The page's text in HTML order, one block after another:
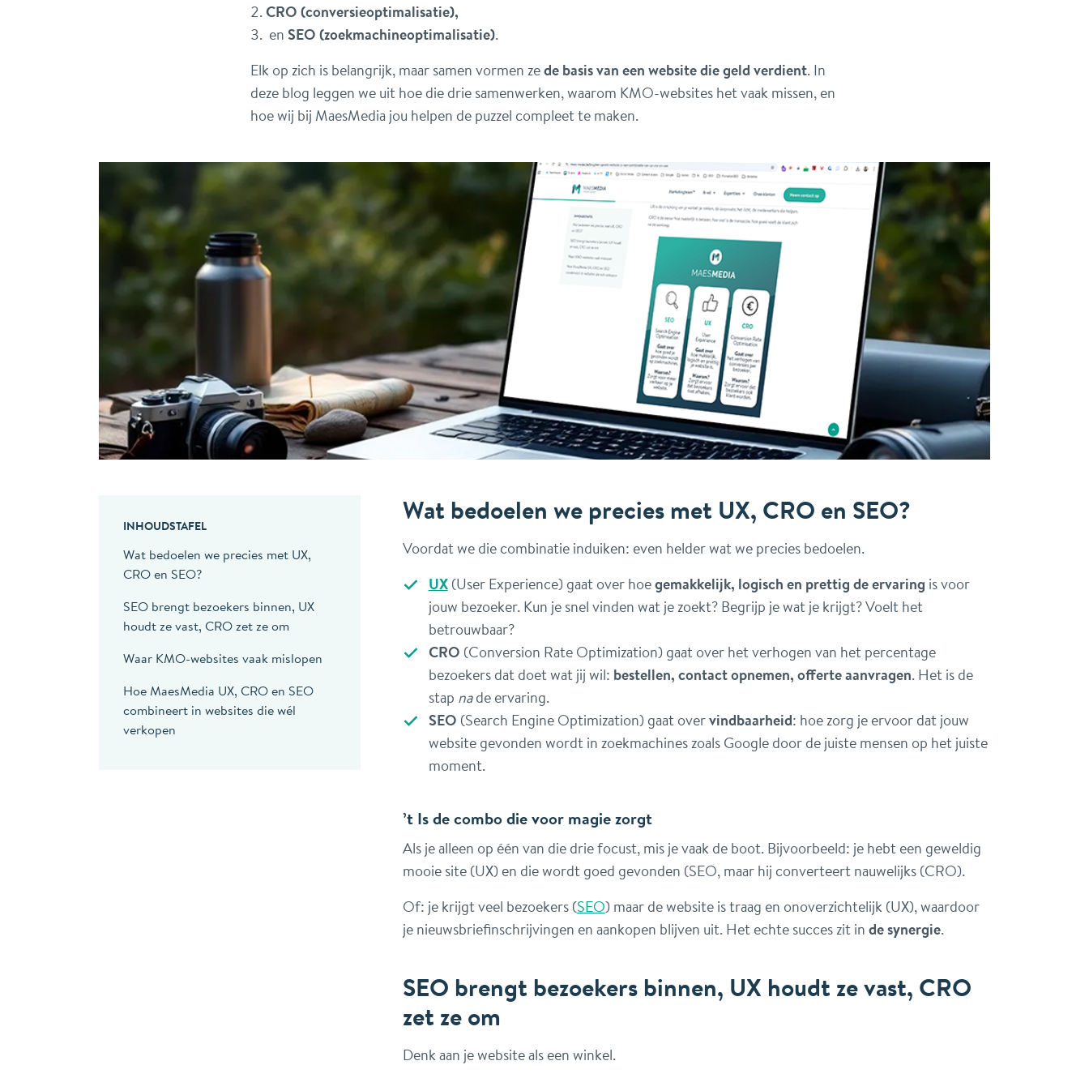
CRO (conversie­optimalisatie),
en SEO (zoekmachine­optimalisatie).
Elk op zich is belangrijk, maar samen vormen zede basis van een website die geld verdient. In
deze blog leggen we uit hoe die drie samenwerken, waarom KMO-websites het vaak missen, en
hoe wij bij MaesMedia jou helpen de puzzel compleet te maken.
INHOUDSTAFEL
Wat bedoelen we precies met UX,
CRO en SEO?
SEO brengt bezoekers binnen, UX
houdt ze vast, CRO zet ze om
Waar KMO-websites vaak mislopen
Hoe MaesMedia UX, CRO en SEO
combineert in websites die wél
verkopen
Wat bedoelen we precies met UX, CRO en SEO?
Voordat we die combinatie induiken: even helder wat we precies bedoelen.
UX(User Experience) gaat over hoegemakkelijk, logisch en prettig de ervaring is voor
jouw bezoeker. Kun je snel vinden wat je zoekt? Begrijp je wat je krijgt? Voelt het
betrouwbaar?
CRO (Conversion Rate Optimization) gaat over het verhogen van het percentage
bezoekers dat doet wat jij wil: bestellen, contact opnemen, offerte aanvragen. Het is de
stap nade ervaring.
SEO (Search Engine Optimization) gaat overvindbaarheid: hoe zorg je ervoor dat jouw
website gevonden wordt in zoekmachines zoals Google door de juiste mensen op het juiste
moment.
’t Is de combo die voor magie zorgt
Als je alleen op één van die drie focust, mis je vaak de boot. Bijvoorbeeld: je hebt een geweldig
mooie site (UX) en die wordt goed gevonden (SEO, maar hij converteert nauwelijks (CRO).
Of: je krijgt veel bezoekers (SEO) maar de website is traag en onoverzichtelijk (UX), waardoor
je nieuwsbriefinschrijvingen en aankopen blijven uit. Het echte succes zit inde synergie.
SEO brengt bezoekers binnen, UX houdt ze vast, CRO
zet ze om
Denk aan je website als een winkel.